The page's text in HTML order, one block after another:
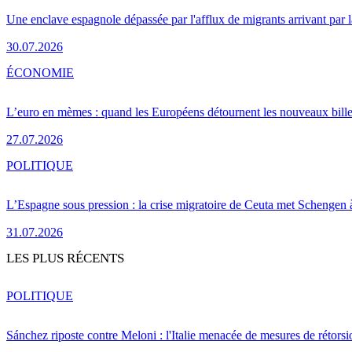
Une enclave espagnole dépassée par l'afflux de migrants arrivant par
30.07.2026
L’euro en mèmes : quand les Européens détournent les nouveaux
27.07.2026
ÉCONOMIE
L’Espagne sous pression : la crise migratoire de Ceuta met Schengen
31.07.2026
POLITIQUE
LES PLUS RÉCENTS
Sánchez riposte contre Meloni : l'Italie menacée de mesures de
POLITIQUE